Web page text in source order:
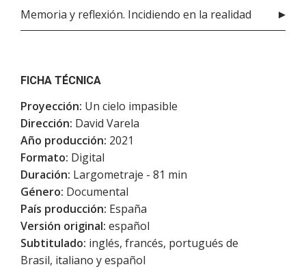
Memoria y reflexión. Incidiendo en la realidad
FICHA TÉCNICA
Proyección: Un cielo impasible
Dirección: David Varela
Año producción: 2021
Formato: Digital
Duración: Largometraje - 81 min
Género: Documental
País producción: España
Versión original: español
Subtitulado: inglés, francés, portugués de
Brasil, italiano y español